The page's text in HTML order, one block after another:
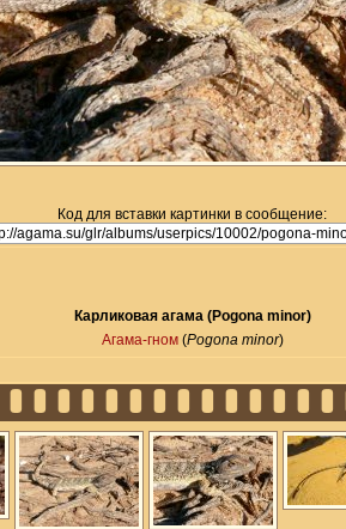
Код для вставки картинки в сообщение:
Карликовая агама (Pogona minor)
Агама-гном (Pogona minor)